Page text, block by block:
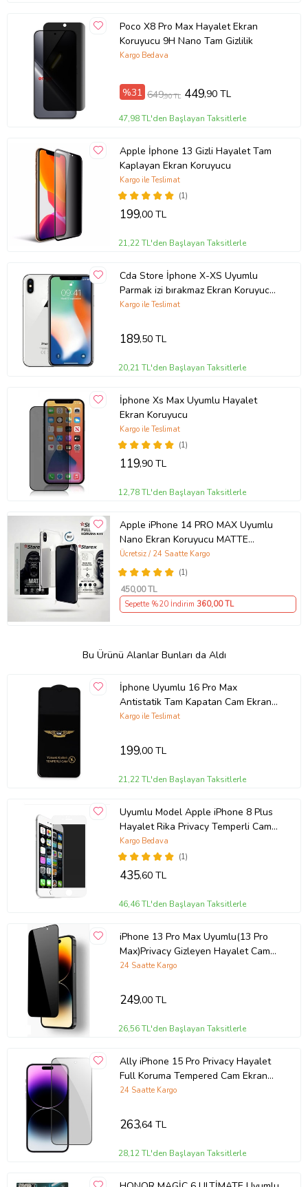
Poco X8 Pro Max Hayalet Ekran
Koruyucu 9H Nano Tam Gizlilik
Kargo Bedava
%31 649,90 TL 449,90 TL
47,98 TL'den Başlayan Taksitlerle
Apple İphone 13 Gizli Hayalet Tam
Kaplayan Ekran Koruyucu
(1)
Kargo ile Teslimat
199,00 TL
21,22 TL'den Başlayan Taksitlerle
Cda Store İphone X-XS Uyumlu
Parmak izi bırakmaz Ekran Koruyucu
Nano MAT Jelatin
Kargo ile Teslimat
189,50 TL
20,21 TL'den Başlayan Taksitlerle
İphone Xs Max Uyumlu Hayalet
Ekran Koruyucu
(1)
Kargo ile Teslimat
119,90 TL
12,78 TL'den Başlayan Taksitlerle
Apple iPhone 14 PRO MAX Uyumlu
Nano Ekran Koruyucu MATTE
HAYALET - Full Arka Kaplama 360
Koruma STAREX
(1)
Ücretsiz / 24 Saatte Kargo
450,00 TL
Sepette %20 İndirim 360,00 TL
Bu Ürünü Alanlar Bunları da Aldı
İphone Uyumlu 16 Pro Max
Antistatik Tam Kapatan Cam Ekran
Koruyucu (Şeffaf)
Kargo ile Teslimat
199,00 TL
21,22 TL'den Başlayan Taksitlerle
Uyumlu Model Apple iPhone 8 Plus
Hayalet Rika Privacy Temperli Cam
Ekran Koruyucu (Beyaz)
(1)
Kargo Bedava
435,60 TL
46,46 TL'den Başlayan Taksitlerle
iPhone 13 Pro Max Uyumlu(13 Pro
Max)Privacy Gizleyen Hayalet Cam
Ekran Koruyucu (Siyah)
24 Saatte Kargo
249,00 TL
26,56 TL'den Başlayan Taksitlerle
Ally iPhone 15 Pro Privacy Hayalet
Full Koruma Tempered Cam Ekran
Koruyucu (Siyah)
24 Saatte Kargo
263,64 TL
28,12 TL'den Başlayan Taksitlerle